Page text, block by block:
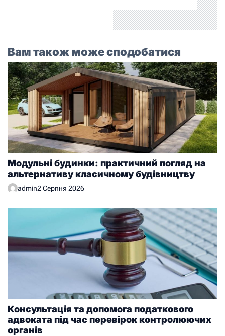
Вам також може сподобатися
Модульні будинки: практичний погляд на
альтернативу класичному будівництву
admin2 Серпня 2026
Консультація та допомога податкового
адвоката під час перевірок контролюючих
органів